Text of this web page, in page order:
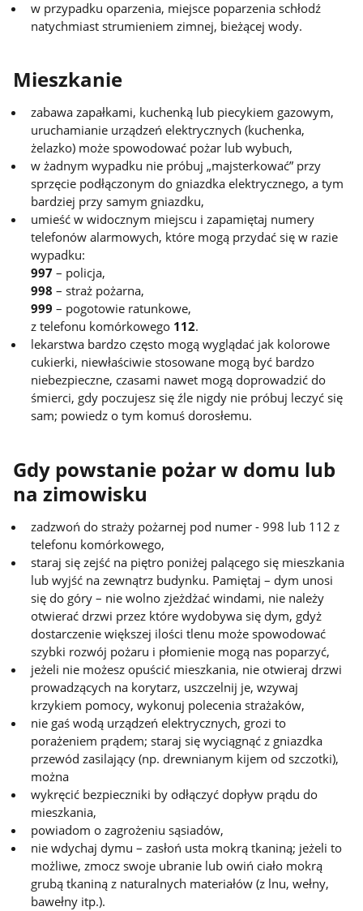
w przypadku oparzenia, miejsce poparzenia schłodź
natychmiast strumieniem zimnej, bieżącej wody.
Mieszkanie
zabawa zapałkami, kuchenką lub piecykiem gazowym,
uruchamianie urządzeń elektrycznych (kuchenka,
żelazko) może spowodować pożar lub wybuch,
w żadnym wypadku nie próbuj „majsterkować” przy
sprzęcie podłączonym do gniazdka elektrycznego, a tym
bardziej przy samym gniazdku,
umieść w widocznym miejscu i zapamiętaj numery
telefonów alarmowych, które mogą przydać się w razie
wypadku:
997 – policja,
998 – straż pożarna,
999 – pogotowie ratunkowe,
z telefonu komórkowego 112.
lekarstwa bardzo często mogą wyglądać jak kolorowe
cukierki, niewłaściwie stosowane mogą być bardzo
niebezpieczne, czasami nawet mogą doprowadzić do
śmierci, gdy poczujesz się źle nigdy nie próbuj leczyć się
sam; powiedz o tym komuś dorosłemu.
Gdy powstanie pożar w domu lub
na zimowisku
zadzwoń do straży pożarnej pod numer - 998 lub 112 z
telefonu komórkowego,
staraj się zejść na piętro poniżej palącego się mieszkania
lub wyjść na zewnątrz budynku. Pamiętaj – dym unosi
się do góry – nie wolno zjeżdżać windami, nie należy
otwierać drzwi przez które wydobywa się dym, gdyż
dostarczenie większej ilości tlenu może spowodować
szybki rozwój pożaru i płomienie mogą nas poparzyć,
jeżeli nie możesz opuścić mieszkania, nie otwieraj drzwi
prowadzących na korytarz, uszczelnij je, wzywaj
krzykiem pomocy, wykonuj polecenia strażaków,
nie gaś wodą urządzeń elektrycznych, grozi to
porażeniem prądem; staraj się wyciągnąć z gniazdka
przewód zasilający (np. drewnianym kijem od szczotki),
można
wykręcić bezpieczniki by odłączyć dopływ prądu do
mieszkania,
powiadom o zagrożeniu sąsiadów,
nie wdychaj dymu – zasłoń usta mokrą tkaniną; jeżeli to
możliwe, zmocz swoje ubranie lub owiń ciało mokrą
grubą tkaniną z naturalnych materiałów (z lnu, wełny,
bawełny itp.).